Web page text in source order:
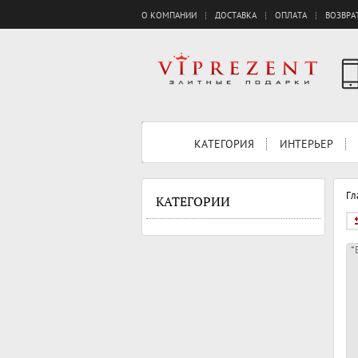
О КОМПАНИИ ДОСТАВКА ОПЛАТА
КАТЕГОРИЯ ИНТЕРЬЕР
КАТЕГОРИИ